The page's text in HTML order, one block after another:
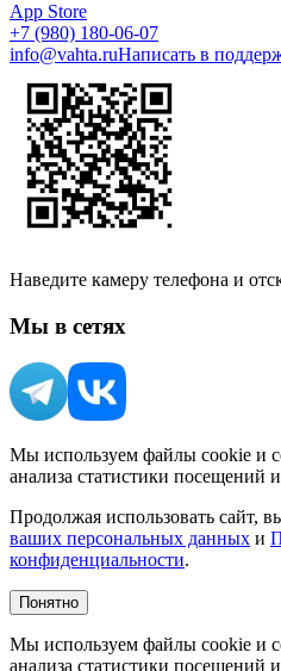
App Store
+7 (980) 180-06-07
info@vahta.ruНаписать в
Наведите камеру телефона и
Мы в сетях
Мы используем файлы cookie и
анализа статистики посещений
Продолжая использовать сайт,
ваших персональных данных и
конфиденциальности.
Понятно
Мы используем файлы cookie и
анализа статистики посещений